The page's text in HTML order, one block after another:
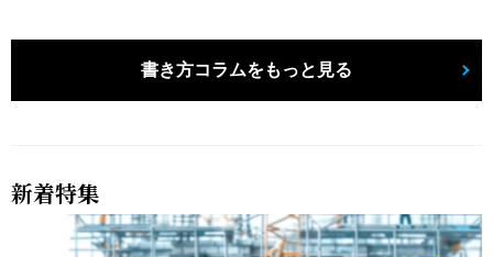
書き方コラムをもっと見る
新着特集